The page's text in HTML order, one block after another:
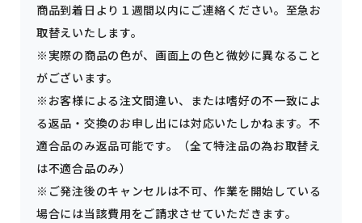
商品到着日より１週間以内にご連絡ください。至急お
取替えいたします。
※実際の商品の色が、画面上の色と微妙に異なること
がございます。
※お客様による注文間違い、または嗜好の不一致によ
る返品・交換のお申し出には対応いたしかねます。不
適合品のみ返品可能です。（全て特注品の為お取替え
は不適合品のみ）
※ご発注後のキャンセルは不可、作業を開始している
場合には当該費用をご請求させていただきます。